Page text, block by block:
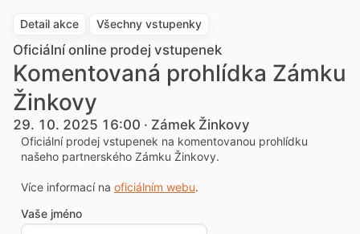
Detail akce Všechny vstupenky
Oficiální online prodej vstupenek
Komentovaná prohlídka Zámku
Žinkovy
29. 10. 2025 16:00 · Zámek Žinkovy
Oficiální prodej vstupenek na komentovanou prohlídku
našeho partnerského Zámku Žinkovy.
Více informací na oficiálním webu.
Vaše jméno